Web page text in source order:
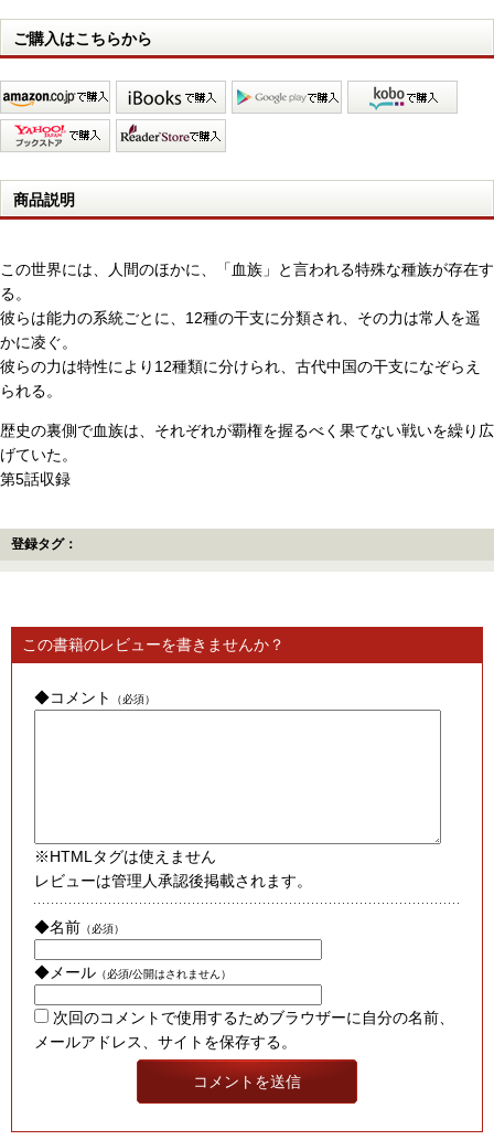
ご購入はこちらから
商品説明
この世界には、人間のほかに、「血族」と言われる特殊な種族が存在す
る。
彼らは能力の系統ごとに、12種の干支に分類され、その力は常人を遥
かに凌ぐ。
彼らの力は特性により12種類に分けられ、古代中国の干支になぞらえ
られる。
歴史の裏側で血族は、それぞれが覇権を握るべく果てない戦いを繰り広
げていた。
第5話収録
登録タグ：
この書籍のレビューを書きませんか？
◆コメント （必須）
※HTMLタグは使えません
レビューは管理人承認後掲載されます。
◆名前 （必須）
◆メール （必須/公開はされません）
次回のコメントで使用するためブラウザーに自分の名前、
メールアドレス、サイトを保存する。